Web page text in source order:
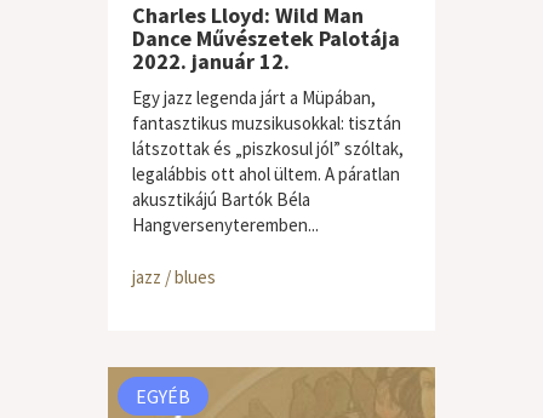
Charles Lloyd: Wild Man
Dance Művészetek Palotája
2022. január 12.
Egy jazz legenda járt a Müpában,
fantasztikus muzsikusokkal: tisztán
látszottak és „piszkosul jól” szóltak,
legalábbis ott ahol ültem. A páratlan
akusztikájú Bartók Béla
Hangversenyteremben...
jazz / blues
EGYÉB